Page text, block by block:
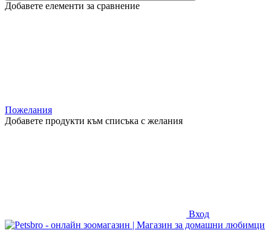
Добавете елементи за сравнение
Пожелания
Добавете продукти към списъка с желания
Вход